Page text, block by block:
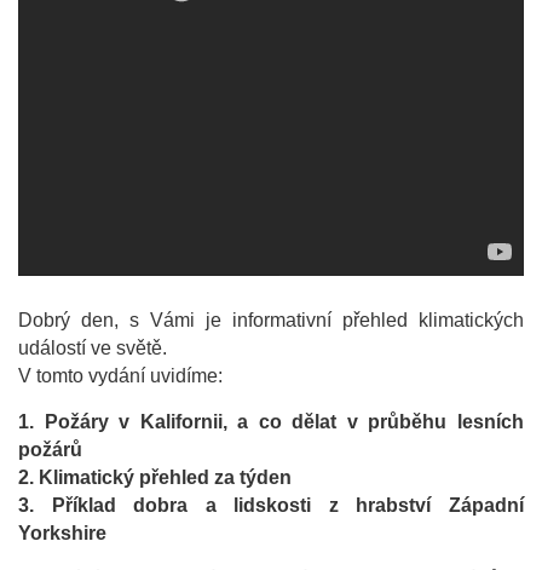
Dobrý den, s Vámi je informativní přehled klimatických
událostí ve světě.
V tomto vydání uvidíme:
1. Požáry v Kalifornii, a co dělat v průběhu lesních
požárů
2. Klimatický přehled za týden
3. Příklad dobra a lidskosti z hrabství Západní
Yorkshire